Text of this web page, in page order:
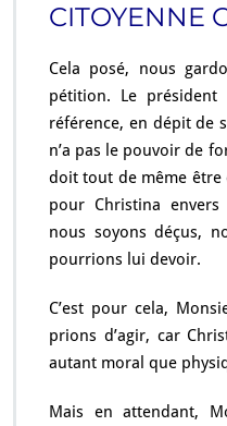
CITOYENNE
Cela posé, nous
pétition. Le
référence, en dépit de
n’a pas le pouvoir de
doit tout de même être
pour Christina
nous soyons déçus,
pourrions lui devoir.
C’est pour cela,
prions d’agir, car
autant moral que
Mais en attendant,